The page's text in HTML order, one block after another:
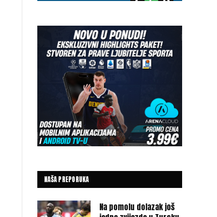
NAŠA PREPORUKA
Na pomolu dolazak još